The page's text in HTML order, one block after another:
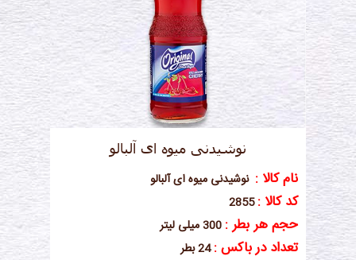
نوشیدنی میوه ای آلبالو
نام کالا : نوشیدنی میوه ای آلبالو
کد کالا :2855
حجم هر بطر :
تعداد در باکس :24 بطر